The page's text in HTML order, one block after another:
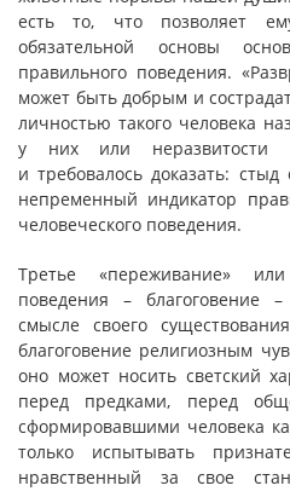
есть то, что позволяет
обязательной основы
правильного поведения.
может быть добрым и
личностью такого человека
у них или неразвитости
и требовалось доказать: стыд
непременный индикатор
человеческого поведения.
Третье «переживание»
поведения – благоговение
смысле своего
благоговение религиозным
оно может носить светский
перед предками, перед
сформировавшими человека
только испытывать
нравственный за свое